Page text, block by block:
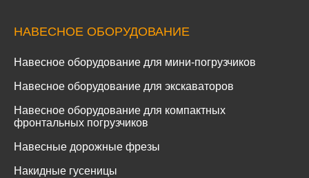
НАВЕСНОЕ ОБОРУДОВАНИЕ
Навесное оборудование для мини-погрузчиков
Навесное оборудование для экскаваторов
Навесное оборудование для компактных
фронтальных погрузчиков
Навесные дорожные фрезы
Накидные гусеницы